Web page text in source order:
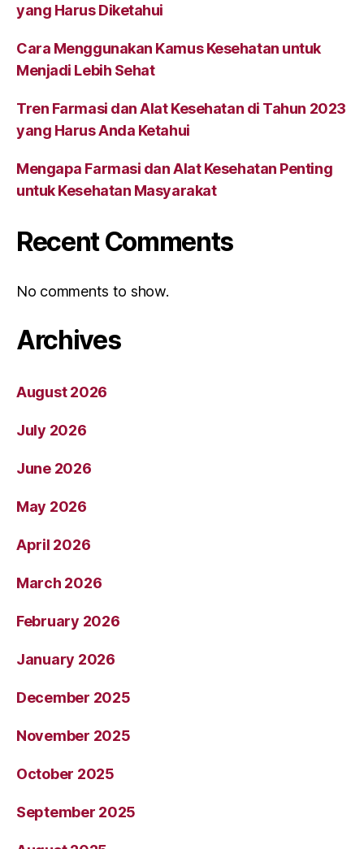
yang Harus Diketahui
Cara Menggunakan Kamus Kesehatan untuk
Menjadi Lebih Sehat
Tren Farmasi dan Alat Kesehatan di Tahun 2023
yang Harus Anda Ketahui
Mengapa Farmasi dan Alat Kesehatan Penting
untuk Kesehatan Masyarakat
Recent Comments
No comments to show.
Archives
August 2026
July 2026
June 2026
May 2026
April 2026
March 2026
February 2026
January 2026
December 2025
November 2025
October 2025
September 2025